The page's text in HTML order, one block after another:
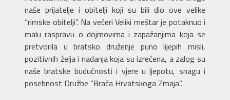
naše prijatelje i obitelji koji su bili dio ove velike
“rimske obitelji”. Na večeri Veliki meštar je potaknuo i
malu raspravu o dojmovima i zapažanjima koja se
pretvorila u bratsko druženje puno lijepih misli,
pozitivnih želja i nadanja koja su izrečena, a zalog su
naše bratske budućnosti i vjere u ljepotu, snagu i
posebnost Družbe “Braća Hrvatskoga Zmaja”.